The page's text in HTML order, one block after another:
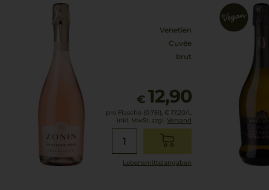
Venetien
Cuvée
brut
€ 12,90
pro Flasche (0.75l), € 17,20/L
inkl. MwSt. zzgl. Versand
Lebensmittel­angaben